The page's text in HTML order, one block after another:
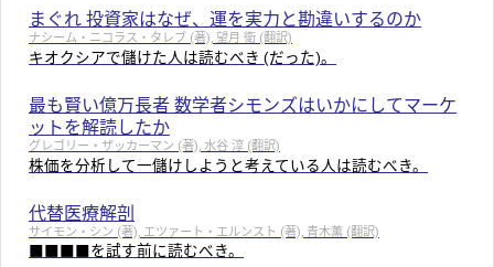
まぐれ 投資家はなぜ、運を実力と勘違いするのか
ナシーム・ニコラス・タレブ (著), 望月 衛 (翻訳)
キオクシアで儲けた人は読むべき (だった)。
最も賢い億万長者 数学者シモンズはいかにしてマーケ
ットを解読したか
グレゴリー・ザッカーマン (著), 水谷 淳 (翻訳)
株価を分析して一儲けしようと考えている人は読むべき。
代替医療解剖
サイモン・シン (著), エツァート・エルンスト (著), 青木薫 (翻訳)
■■■■を試す前に読むべき。